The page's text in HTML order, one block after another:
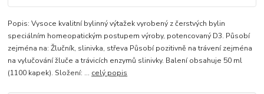
Popis: Vysoce kvalitní bylinný výtažek vyrobený z čerstvých bylin
speciálním homeopatickým postupem výroby, potencovaný D3. Působí
zejména na: Žlučník, slinivka, střeva Působí pozitivně na trávení zejména
na vylučování žluče a trávicích enzymů slinivky. Balení obsahuje 50 ml
(1100 kapek). Složení: ... celý popis